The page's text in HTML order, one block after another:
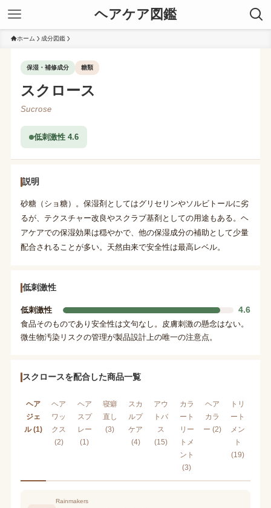
ヘアケア図鑑
ホーム 成分図鑑
保湿・補修成分 糖類
スクロース
Sucrose
低刺激性 4.6
説明
砂糖（ショ糖）。保湿剤としてはグリセリンやソルビトールに劣
るが、テクスチャー改良やスクラブ基剤としての用途もある。ヘ
アケアでの保湿効果は穏やかで、他の保湿成分の補助として少量
配合されることが多い。天然由来で安全性は最高レベル。
低刺激性
低刺激性 4.6
食品そのものであり安全性は文句なし。皮膚刺激の懸念はない。
微生物汚染リスクの管理が製品設計上の唯一の注意点。
スクロースを配合した商品一覧
ヘア
ジェ
ル (1)
ヘア
ワッ
クス
(2)
ヘア
スプ
レー
(1)
寝癖
直し
(3)
スカ
ルプ
ケア
(4)
アウ
トバ
ス
(15)
カラ
ート
リー
トメ
ント
(3)
ヘア
カラ
ー (2)
トリ
ート
メン
ト
(19)
Rainmakers